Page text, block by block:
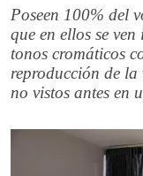
Poseen 100% del
que en ellos se
tonos cromáticos
reproducción de
no vistos antes en